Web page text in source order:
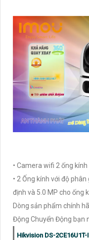
• Camera wifi 2 ống
• 2 Ống kính với độ
định và 5.0 MP cho ống
Dòng sản phẩm chính
Động Chuyển Động bạn
Hikvision DS-